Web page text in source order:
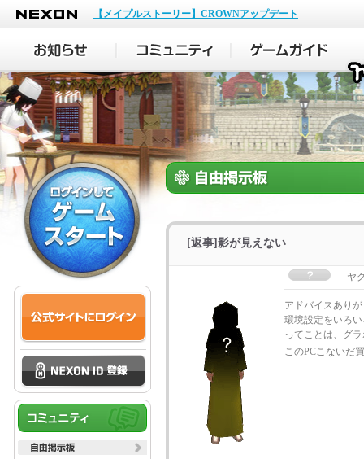
NEXON
【メイプルストーリー】CROWNアップデート
[返事]影が見えない
ヤ
アドバイスあり
環境設定をいろ
ってことは、グ
このPCこないだ